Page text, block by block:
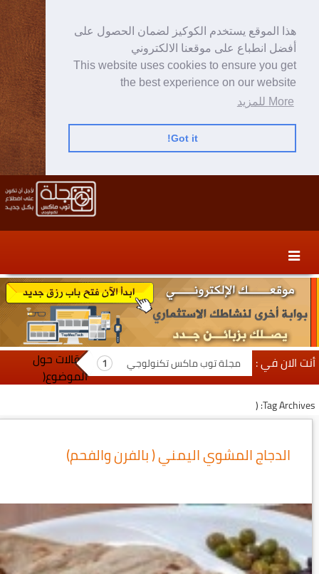
هذا الموقع يستخدم الكوكيز لضمان الحصول على
أفضل انطباع على موقعنا الالكتروني
This website uses cookies to ensure you get
the best experience on our website
More للمزيد
Got it!
content
secondary
content
أنت الان في : مجلة توب ماكس تكنولوجي
مقالات حول
الموضوع(
Tag Archives: (
الدجاج المشوي اليمني ( بالفرن والفحم)